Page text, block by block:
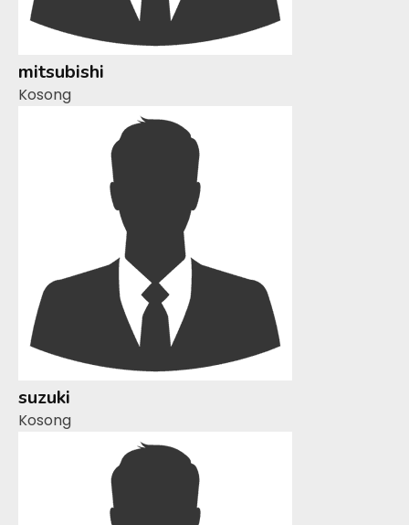
mitsubishi
Kosong
suzuki
Kosong